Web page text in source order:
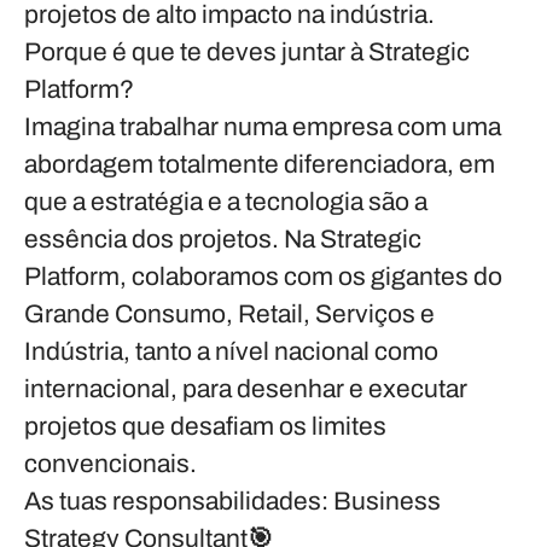
projetos de alto impacto na indústria.
Porque é que te deves juntar à Strategic
Platform?
Imagina trabalhar numa empresa com uma
abordagem totalmente diferenciadora, em
que aestratégia e a tecnologiasão a
essência dos projetos. Na Strategic
Platform, colaboramos com os gigantes do
Grande Consumo, Retail, Serviços e
Indústria, tanto a nível nacional como
internacional, para desenhar e executar
projetos que desafiam os limites
convencionais.
As tuas responsabilidades: Business
Strategy Consultant🎯